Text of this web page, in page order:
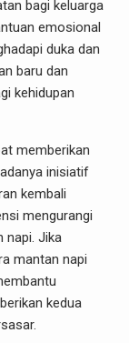
bagi keluarga
emosional
duka dan
baru dan
kehidupan
memberikan
inisiatif
kembali
mengurangi
napi. Jika
mantan napi
kedua